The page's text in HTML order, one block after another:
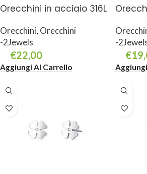
Orecchini in acciaio 316L
Orecchini, Orecchini
-2Jewels
€22,00
Aggiungi Al Carrello
-
€